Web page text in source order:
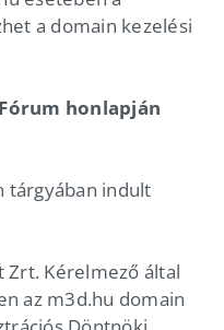
a domain kezelési
honlapján
tárgyában indult
Zrt. Kérelmező által
az m3d.hu domain